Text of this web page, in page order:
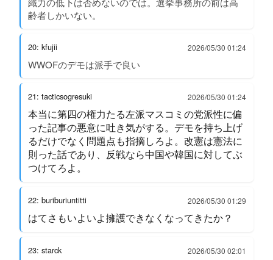
齢者しかいない。
20: kfujii 2026/05/30 01:24
WWOFのデモは派手で良い
21: tacticsogresuki 2026/05/30 01:24
本当に第四の権力たる左派マスコミの党派性に偏
った記事の悪意に吐き気がする。デモを持ち上げ
るだけでなく問題点も指摘しろよ。改憲は憲法に
則った話であり、反戦なら中国や韓国に対してぶ
つけてろよ。
22: buriburiuntitti 2026/05/30 01:29
はてさもいよいよ擁護できなくなってきたか？
23: starck 2026/05/30 02:01